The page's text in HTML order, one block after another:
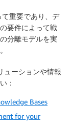
て重要であり、デ
要件によって戦
分離モデルを実
ューションや情報
：
Bases
for your